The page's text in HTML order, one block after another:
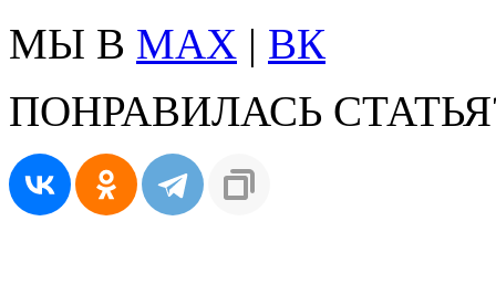
МЫ В MAX | ВК
ПОНРАВИЛАСЬ